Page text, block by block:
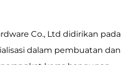
Co., Ltd didirikan pada
dalam pembuatan dan